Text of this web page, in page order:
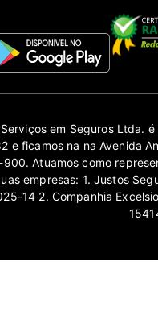
em Seguros Ltda.
e ficamos na na Avenida
900. Atuamos como
empresas: 1. Justos
14 2. Companhia